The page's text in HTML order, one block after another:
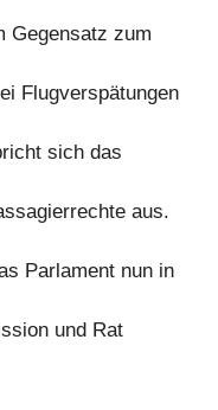
Gegensatz zum
Flugverspätungen
sich das
aus.
Parlament nun in
und Rat